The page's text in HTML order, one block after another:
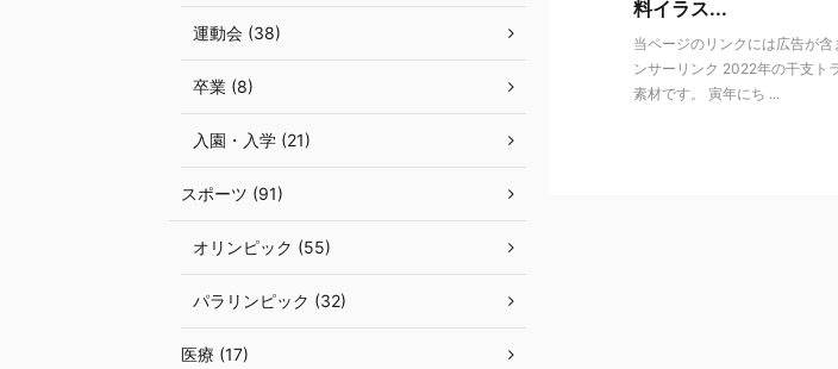
料イラス...
当ページのリンクには広告が
ンサーリンク 2022年の干支ト
素材です。 寅年にち ...
運動会 (38)
卒業 (8)
入園・入学 (21)
スポーツ (91)
オリンピック (55)
パラリンピック (32)
医療 (17)